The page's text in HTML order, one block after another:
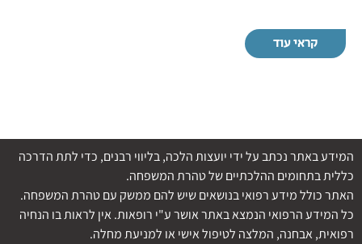
קראי עוד
המידע באתר נכתב על ידי יועצות הלכה, בליווי רבנים, כדי לתת הדרכה
כללית בתחומים ההלכתיים של טהרת המשפחה.
האתר כולל מידע רפואי בנושאים שיש להם ממשק עם טהרת המשפחה.
כל המידע הרפואי הנמצא באתר אושר ע"י רופאות. אין לראות בו הנחיה
רפואית, אבחנה, המלצה לטיפול אישי או למניעת מחלה.